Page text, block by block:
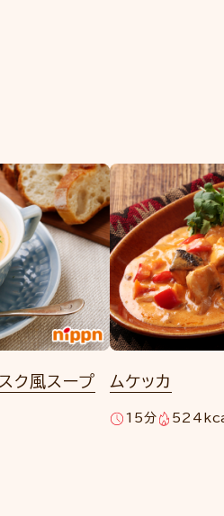
ク風スープ ムケッカ
15分